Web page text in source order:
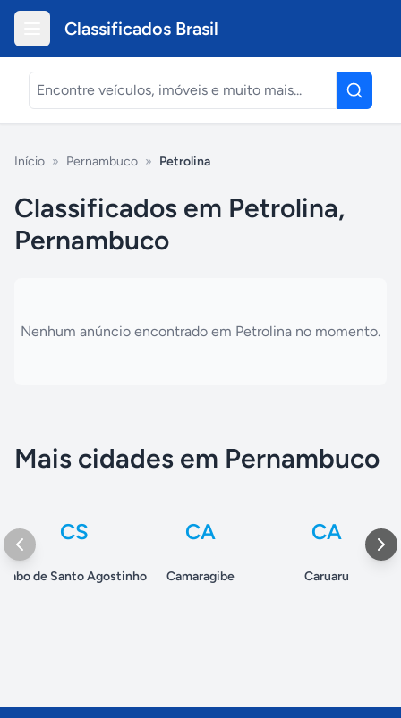
Classificados Brasil
Início » Pernambuco » Petrolina
Classificados em Petrolina,
Pernambuco
Nenhum anúncio encontrado em Petrolina no momento.
Mais cidades em Pernambuco
CS
Cabo de Santo Agostinho
CA
Camaragibe
CA
Caruaru